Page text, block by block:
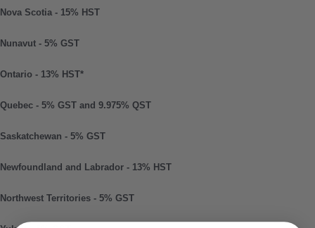
Nova Scotia - 15% HST
Nunavut - 5% GST
Ontario - 13% HST*
Quebec - 5% GST and 9.975% QST
Saskatchewan - 5% GST
Newfoundland and Labrador - 13% HST
Northwest Territories - 5% GST